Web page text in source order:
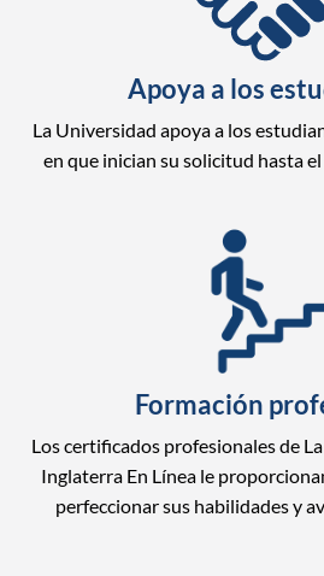
Apoya a los
La Universidad apoya a los
en que inician su solicitud hasta
Formación
Los certificados profesionales de
Inglaterra En Línea le
perfeccionar sus habilidades y